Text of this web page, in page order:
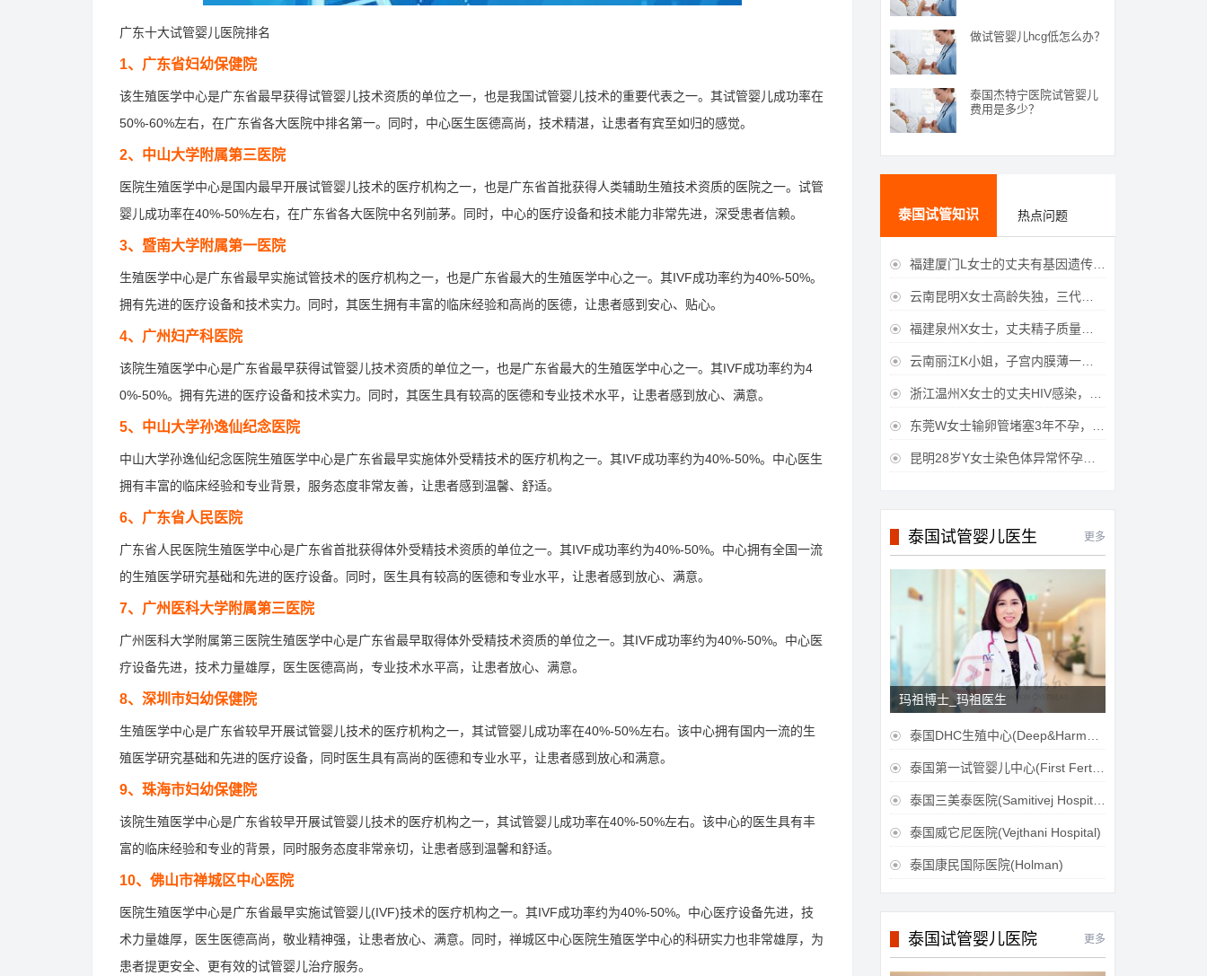
广东十大试管婴儿医院排名
1、广东省妇幼保健院
该生殖医学中心是广东省最早获得试管婴儿技术资质的单位之一，也是我国试管婴儿技术的重要代表之一。其试管婴儿成功率在
50%-60%左右，在广东省各大医院中排名第一。同时，中心医生医德高尚，技术精湛，让患者有宾至如归的感觉。
2、中山大学附属第三医院
医院生殖医学中心是国内最早开展试管婴儿技术的医疗机构之一，也是广东省首批获得人类辅助生殖技术资质的医院之一。试管
婴儿成功率在40%-50%左右，在广东省各大医院中名列前茅。同时，中心的医疗设备和技术能力非常先进，深受患者信赖。
3、暨南大学附属第一医院
生殖医学中心是广东省最早实施试管技术的医疗机构之一，也是广东省最大的生殖医学中心之一。其IVF成功率约为40%-50%。
拥有先进的医疗设备和技术实力。同时，其医生拥有丰富的临床经验和高尚的医德，让患者感到安心、贴心。
4、广州妇产科医院
该院生殖医学中心是广东省最早获得试管婴儿技术资质的单位之一，也是广东省最大的生殖医学中心之一。其IVF成功率约为4
0%-50%。拥有先进的医疗设备和技术实力。同时，其医生具有较高的医德和专业技术水平，让患者感到放心、满意。
5、中山大学孙逸仙纪念医院
中山大学孙逸仙纪念医院生殖医学中心是广东省最早实施体外受精技术的医疗机构之一。其IVF成功率约为40%-50%。中心医生
拥有丰富的临床经验和专业背景，服务态度非常友善，让患者感到温馨、舒适。
6、广东省人民医院
广东省人民医院生殖医学中心是广东省首批获得体外受精技术资质的单位之一。其IVF成功率约为40%-50%。中心拥有全国一流
的生殖医学研究基础和先进的医疗设备。同时，医生具有较高的医德和专业水平，让患者感到放心、满意。
7、广州医科大学附属第三医院
广州医科大学附属第三医院生殖医学中心是广东省最早取得体外受精技术资质的单位之一。其IVF成功率约为40%-50%。中心医
疗设备先进，技术力量雄厚，医生医德高尚，专业技术水平高，让患者放心、满意。
8、深圳市妇幼保健院
生殖医学中心是广东省较早开展试管婴儿技术的医疗机构之一，其试管婴儿成功率在40%-50%左右。该中心拥有国内一流的生
殖医学研究基础和先进的医疗设备，同时医生具有高尚的医德和专业水平，让患者感到放心和满意。
9、珠海市妇幼保健院
该院生殖医学中心是广东省较早开展试管婴儿技术的医疗机构之一，其试管婴儿成功率在40%-50%左右。该中心的医生具有丰
富的临床经验和专业的背景，同时服务态度非常亲切，让患者感到温馨和舒适。
10、佛山市禅城区中心医院
医院生殖医学中心是广东省最早实施试管婴儿(IVF)技术的医疗机构之一。其IVF成功率约为40%-50%。中心医疗设备先进，技
术力量雄厚，医生医德高尚，敬业精神强，让患者放心、满意。同时，禅城区中心医院生殖医学中心的科研实力也非常雄厚，为
患者提更安全、更有效的试管婴儿治疗服务。
做试管婴儿hcg低怎么办？
泰国杰特宁医院试管婴儿
费用是多少？
泰国试管知识 热点问题
 福建厦门L女士的丈夫有基因遗传疾病，三代试管生育健康宝宝
 云南昆明X女士高龄失独，三代试管助她重获女儿
 福建泉州X女士，丈夫精子质量差，三代试管获得男宝宝
 云南丽江K小姐，子宫内膜薄一直未孕，三代试管一次成功获得
 浙江温州X女士的丈夫HIV感染，三代试管成功获得女宝宝
 东莞W女士输卵管堵塞3年不孕，泰国三代试管喜获
 昆明28岁Y女士染色体异常怀孕难，泰国三代试管成功好孕
泰国试管婴儿医生 更多
玛祖博士_玛祖医生
 泰国DHC生殖中心(Deep&Harmonicare IVF Center)
 泰国第一试管婴儿中心(First Fertilily PGS Center Limitied)
 泰国三美泰医院(Samitivej Hospital)
 泰国威它尼医院(Vejthani Hospital)
 泰国康民国际医院(Holman)
泰国试管婴儿医院 更多